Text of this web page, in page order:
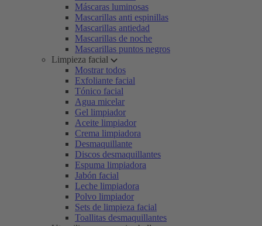
Máscaras luminosas
Mascarillas anti espinillas
Mascarillas antiedad
Mascarillas de noche
Mascarillas puntos negros
Limpieza facial
Mostrar todos
Exfoliante facial
Tónico facial
Agua micelar
Gel limpiador
Aceite limpiador
Crema limpiadora
Desmaquillante
Discos desmaquillantes
Espuma limpiadora
Jabón facial
Leche limpiadora
Polvo limpiador
Sets de limpieza facial
Toallitas desmaquillantes